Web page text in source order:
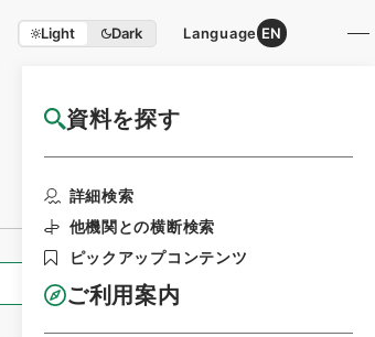
Light Dark Language EN
資料を探す
詳細検索
他機関との横断検索
ピックアップコンテンツ
ご利用案内
国立公文書館HP利用案内
全ての情報